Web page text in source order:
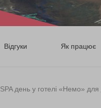
Відгуки Як працює
SPA день у готелі «Немо» для